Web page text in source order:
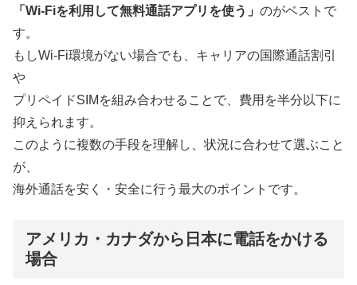
「Wi-Fiを利用して無料通話アプリを使う」 のがベストで
す。
もしWi-Fi環境がない場合でも、キャリアの国際通話割引
や
プリペイドSIMを組み合わせることで、費用を半分以下に
抑えられます。
このように複数の手段を理解し、状況に合わせて選ぶこと
が、
海外通話を安く・安全に行う最大のポイントです。
アメリカ・カナダから日本に電話をかける
場合